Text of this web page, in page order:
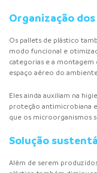
Organização
Os pallets de plástico
modo funcional e
categorias e a
espaço aéreo do
Eles ainda auxiliam na
proteção antimicrobiana
que os microorganismos
Solução
Além de serem